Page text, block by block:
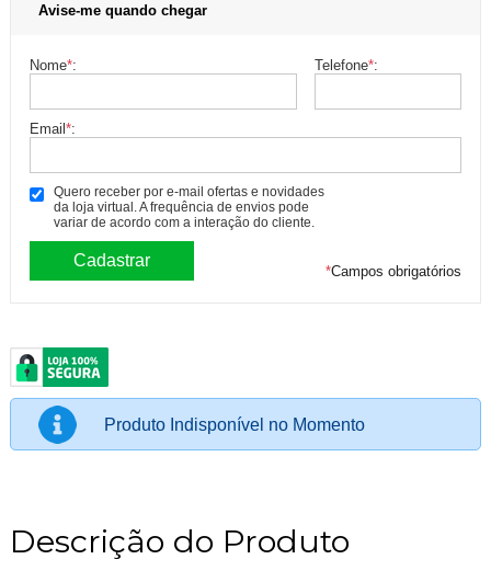
Avise-me quando chegar
Nome*: Telefone*:
Email*:
Quero receber por e-mail ofertas e novidades
da loja virtual. A frequência de envios pode
variar de acordo com a interação do cliente.
*Campos obrigatórios
Produto Indisponível no Momento
Descrição do Produto